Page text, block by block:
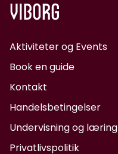
Aktiviteter og Events
Book en guide
Kontakt
Handelsbetingelser
Undervisning og læring
Privatlivspolitik